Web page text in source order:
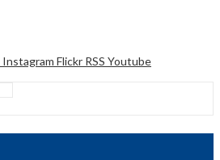
Instagram Flickr RSS Youtube